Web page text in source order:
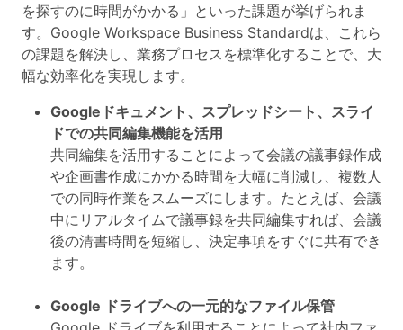
を探すのに時間がかかる」といった課題が挙げられま
す。Google Workspace Business Standardは、これら
の課題を解決し、業務プロセスを標準化することで、大
幅な効率化を実現します。
Googleドキュメント、スプレッドシート、スライ
ドでの共同編集機能を活用
共同編集を活用することによって会議の議事録作成
や企画書作成にかかる時間を大幅に削減し、複数人
での同時作業をスムーズにします。 たとえば、会議
中にリアルタイムで議事録を共同編集すれば、会議
後の清書時間を短縮し、決定事項をすぐに共有でき
ます。
Google ドライブへの一元的なファイル保管